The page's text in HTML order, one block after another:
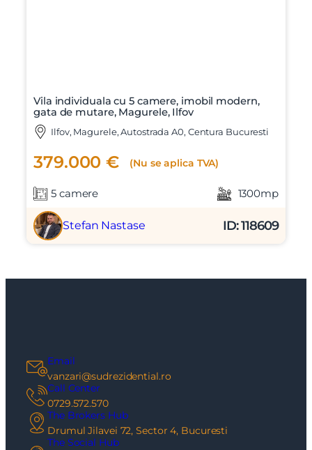
Vila individuala cu 5 camere, imobil modern,
gata de mutare, Magurele, Ilfov
Ilfov, Magurele, Autostrada A0, Centura Bucuresti
379.000 € (Nu se aplica TVA)
5 camere 1300mp
Stefan Nastase ID: 118609
Email
vanzari@sudrezidential.ro
Call Center
0729.572.570
The Brokers Hub
Drumul Jilavei 72, Sector 4, Bucuresti
The Social Hub